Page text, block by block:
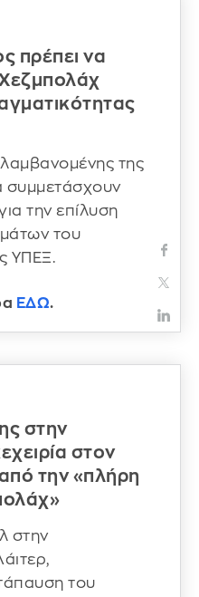
πρέπει να
Χεζμπολάχ
της
συμμετάσχουν
την επίλυση
του
ΥΠΕΞ.
ΕΔΩ.
στην
στον
την «πλήρη
στην
του